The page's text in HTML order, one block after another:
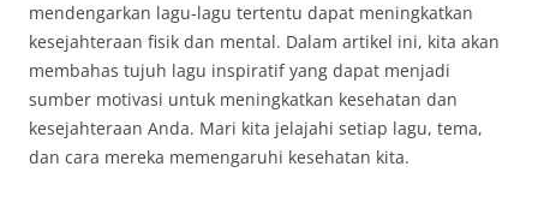
mendengarkan lagu-lagu tertentu dapat meningkatkan
kesejahteraan fisik dan mental. Dalam artikel ini, kita akan
membahas tujuh lagu inspiratif yang dapat menjadi
sumber motivasi untuk meningkatkan kesehatan dan
kesejahteraan Anda. Mari kita jelajahi setiap lagu, tema,
dan cara mereka memengaruhi kesehatan kita.